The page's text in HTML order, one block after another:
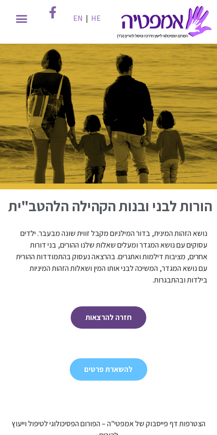
EN | HE
הורות לבני ובנות הקהילה הלהטב"ית
נושא הזהות המינית, בדור המילניום מקבל זווית שונה מבעבר. ילדים
עסוקים עם נושא המגדר ומעלים שאלות שלנו ההורים, בני דורות
אחרים, מציבות דילמות ואתגרים. בהרצאה נעסוק בהתמודדות ההורית
עם נושא המגדר, המשיכה לבני אותו המין ושאלות הזהות המיניות
בילדות ובהתבגרות.
חזרה להרצאות
להשארת פרטים
הצטרפות דף פייסבוק של אמפטי"ה – הפורום הפסיכולוגי לטיפול וייעוץ